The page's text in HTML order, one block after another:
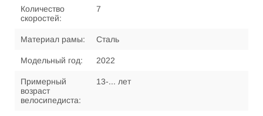
Количество
скоростей:
7
Материал рамы: Сталь
Модельный год: 2022
Примерный
возраст
велосипедиста:
13-... лет